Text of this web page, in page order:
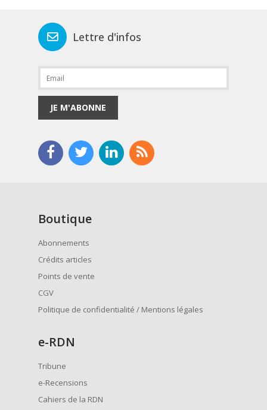
Lettre d'infos
JE M'ABONNE
Boutique
Abonnements
Crédits articles
Points de vente
CGV
Politique de confidentialité / Mentions légales
e-RDN
Tribune
e-Recensions
Cahiers de la RDN